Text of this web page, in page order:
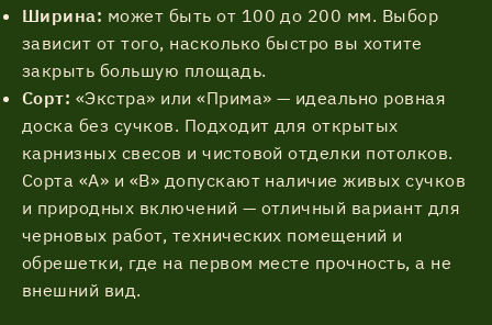
Ширина: может быть от 100 до 200 мм. Выбор
зависит от того, насколько быстро вы хотите
закрыть большую площадь.
Сорт: «Экстра» или «Прима» — идеально ровная
доска без сучков. Подходит для открытых
карнизных свесов и чистовой отделки потолков.
Сорта «А» и «В» допускают наличие живых сучков
и природных включений — отличный вариант для
черновых работ, технических помещений и
обрешетки, где на первом месте прочность, а не
внешний вид.